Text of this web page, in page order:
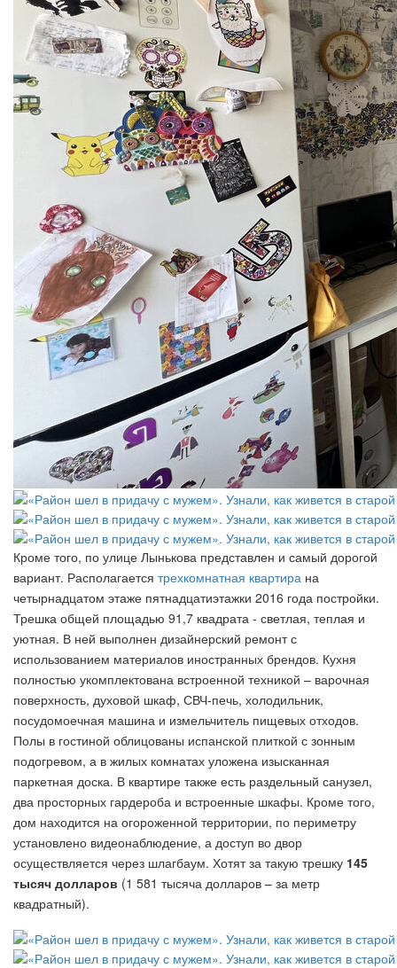
Кроме того, по улице Лынькова представлен и самый дорогой
вариант. Располагается трехкомнатная квартира на
четырнадцатом этаже пятнадцатиэтажки 2016 года постройки.
Трешка общей площадью 91,7 квадрата - светлая, теплая и
уютная. В ней выполнен дизайнерский ремонт с
использованием материалов иностранных брендов. Кухня
полностью укомплектована встроенной техникой – варочная
поверхность, духовой шкаф, СВЧ-печь, холодильник,
посудомоечная машина и измельчитель пищевых отходов.
Полы в гостиной облицованы испанской плиткой с зонным
подогревом, а в жилых комнатах уложена изысканная
паркетная доска. В квартире также есть раздельный санузел,
два просторных гардероба и встроенные шкафы. Кроме того,
дом находится на огороженной территории, по периметру
установлено видеонаблюдение, а доступ во двор
осуществляется через шлагбаум. Хотят за такую трешку 145
тысяч долларов (1 581 тысяча долларов – за метр
квадратный).